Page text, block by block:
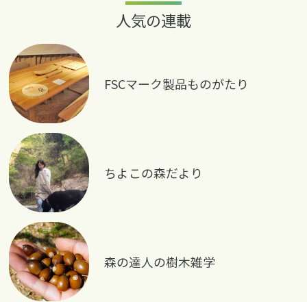
人気の連載
FSCマーク製品ものがたり
ちよこの森だより
森の達人の樹木雑学